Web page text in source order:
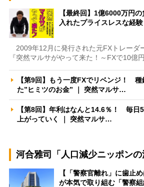
【最終回】1億6000万円
入れたプライスレスな経
2009年12月に発行された元FXトレーダ
『突然マルサがやって来た！～FXで10億
【第9回】もう一度FXでリベンジ！
た”ヒミツのお金” ｜ 突然マルサ…
【第8回】年利はなんと14.6％！ 毎日
上がっていく ｜ 突然マルサ…
河合雅司「人口減少ニッポンの
【「警察官離れ」に歯止
が本気で取り組む「警察